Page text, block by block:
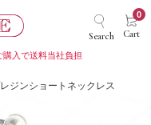
Search Cart
0
入で送料当社負担
ジンショートネックレス